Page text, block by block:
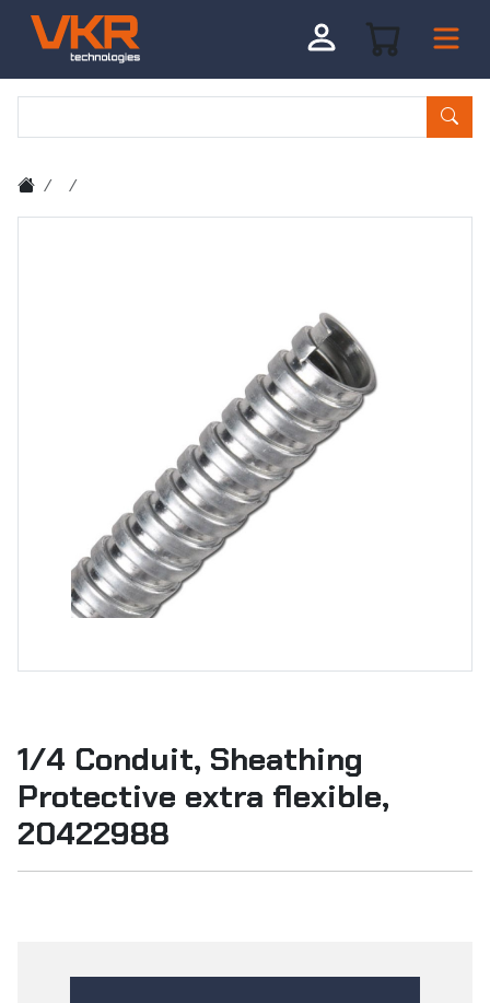
1/4 Conduit, Sheathing
Protective extra flexible,
20422988